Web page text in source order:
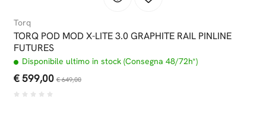
Torq
TORQ POD MOD X-LITE 3.0 GRAPHITE RAIL PINLINE
FUTURES
Disponibile ultimo in stock (Consegna 48/72h*)
€ 599,00 € 649,00